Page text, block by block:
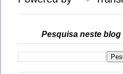
Pesquisa neste blog